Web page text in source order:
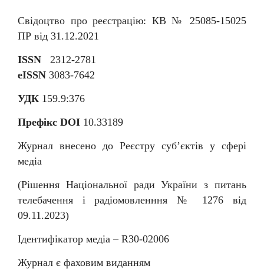
Свідоцтво про реєстрацію: КВ № 25085-15025
ПР від 31.12.2021
ISSN 2312-2781
eISSN 3083-7642
УДК 159.9:376
Префікс DOI 10.33189
Журнал внесено до Реєстру суб’єктів у сфері
медіа
(Рішення Національної ради України з питань
телебачення і радіомовленння № 1276 від
09.11.2023)
Ідентифікатор медіа – R30-02006
Журнал є фаховим виданням